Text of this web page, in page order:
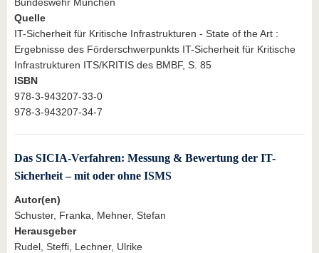
Quelle
IT-Sicherheit für Kritische Infrastrukturen - State of the Art :
Ergebnisse des Förderschwerpunkts IT-Sicherheit für Kritische
Infrastrukturen ITS/KRITIS des BMBF, S. 85
ISBN
978-3-943207-33-0
978-3-943207-34-7
Das SICIA-Verfahren: Messung & Bewertung der IT-
Sicherheit – mit oder ohne ISMS
Autor(en)
Schuster, Franka, Mehner, Stefan
Herausgeber
Rudel, Steffi, Lechner, Ulrike